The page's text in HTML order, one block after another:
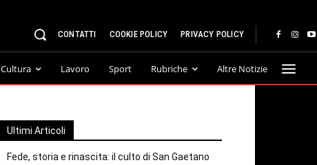
CONTATTI COOKIE POLICY PRIVACY POLICY
Cultura Lavoro Sport Rubriche Altre Notizie
Ultimi Articoli
Fede, storia e rinascita: il culto di San Gaetano